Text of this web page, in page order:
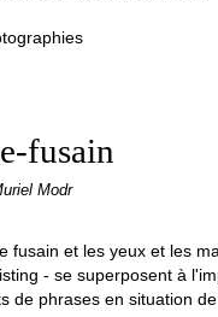
fusain
Modr
fusain et les yeux et les
- se superposent à
de phrases en situation